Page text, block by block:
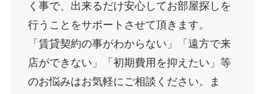
く事で、出来るだけ安心してお部屋探しを
行うことをサポートさせて頂きます。
「賃貸契約の事がわからない」「遠方で来
店ができない」「初期費用を抑えたい」等
のお悩みはお気軽にご相談ください。ま